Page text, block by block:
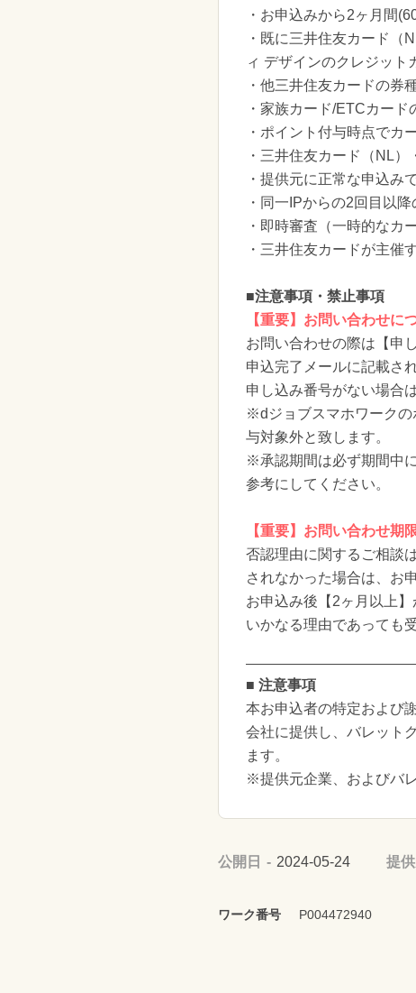
・お申込みから2ヶ月間
・既に三井住友カード（
ィ デザインのクレジット
・他三井住友カードの券
・家族カード/ETCカー
・ポイント付与時点でカ
・三井住友カード（NL
・提供元に正常な申込み
・同一IPからの2回目以
・即時審査（一時的なカ
・三井住友カードが主催
■注意事項・禁止事項
【重要】お問い合わせに
お問い合わせの際は【申
申込完了メールに記載さ
申し込み番号がない場合
※dジョブスマホワークの
与対象外と致します。
※承認期間は必ず期間中
参考にしてください。
【重要】お問い合わせ期
否認理由に関するご相談
されなかった場合は、お
お申込み後【2ヶ月以上
いかなる理由であっても
■ 注意事項
本お申込者の特定および
会社に提供し、バレット
ます。
※提供元企業、およびバ
公開日 2024-05-24 提
ワーク番号 P004472940